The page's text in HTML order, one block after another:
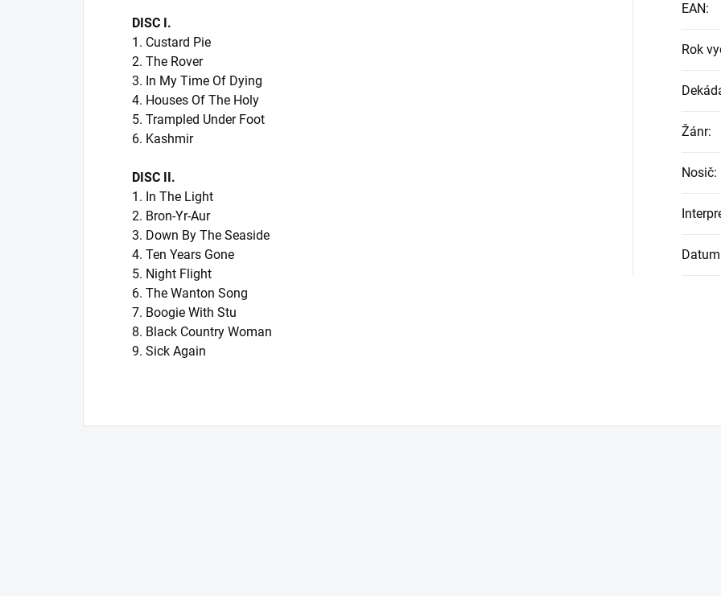
DISC I.
1. Custard Pie
2. The Rover
3. In My Time Of Dying
4. Houses Of The Holy
5. Trampled Under Foot
6. Kashmir
DISC II.
1. In The Light
2. Bron-Yr-Aur
3. Down By The Seaside
4. Ten Years Gone
5. Night Flight
6. The Wanton Song
7. Boogie With Stu
8. Black Country Woman
9. Sick Again
EAN:
Rok
Žánr:
Nosič: